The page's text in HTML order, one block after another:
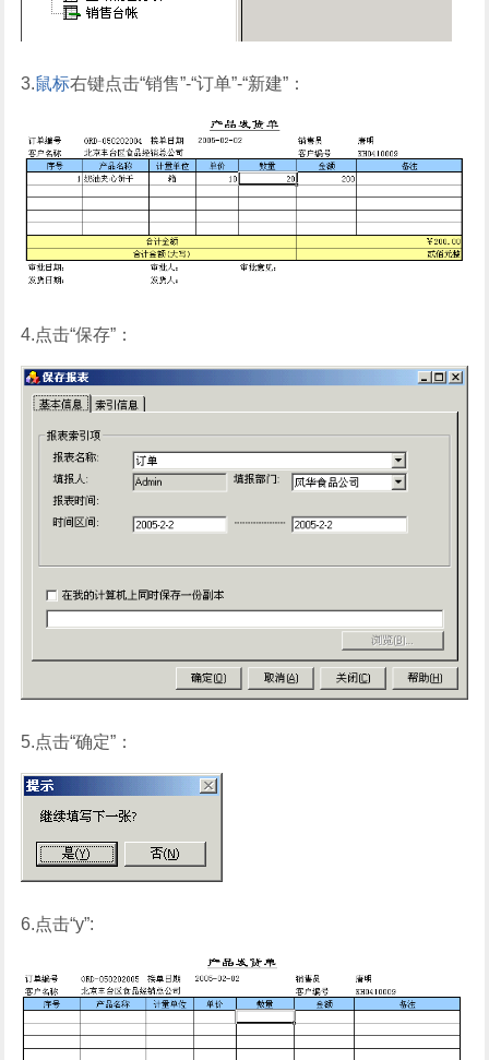
3.鼠标右键点击“销售”-“订单”-“新建”：
4.点击“保存”：
5.点击“确定”：
6.点击“y”: